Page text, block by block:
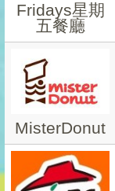
Fridays星期
五餐廳
MisterDonut